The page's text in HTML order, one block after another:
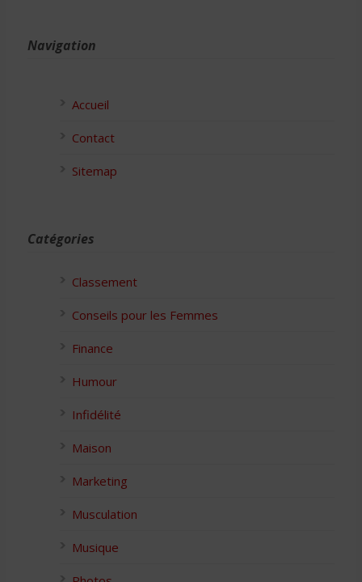
Navigation
Accueil
Contact
Sitemap
Catégories
Classement
Conseils pour les Femmes
Finance
Humour
Infidélité
Maison
Marketing
Musculation
Musique